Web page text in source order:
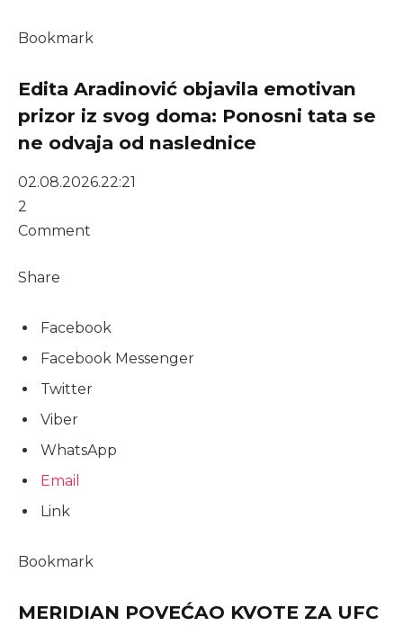
Bookmark
Edita Aradinović objavila emotivan
prizor iz svog doma: Ponosni tata se
ne odvaja od naslednice
02.08.2026.22:21
2
Comment
Share
Facebook
Facebook Messenger
Twitter
Viber
WhatsApp
Email
Link
Bookmark
MERIDIAN POVEĆAO KVOTE ZA UFC